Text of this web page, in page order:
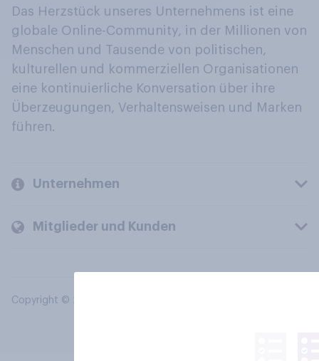
Das Herzstück unseres Unternehmens ist eine
globale Online-Community, in der Millionen von
Menschen und Tausende von politischen,
kulturellen und kommerziellen Organisationen
eine kontinuierliche Konversation über ihre
Überzeugungen, Verhaltensweisen und Marken
führen.
Unternehmen
Mitglieder und Kunden
Copyright © 2026 YouGov PLC. Alle Rechte vorbehalten.